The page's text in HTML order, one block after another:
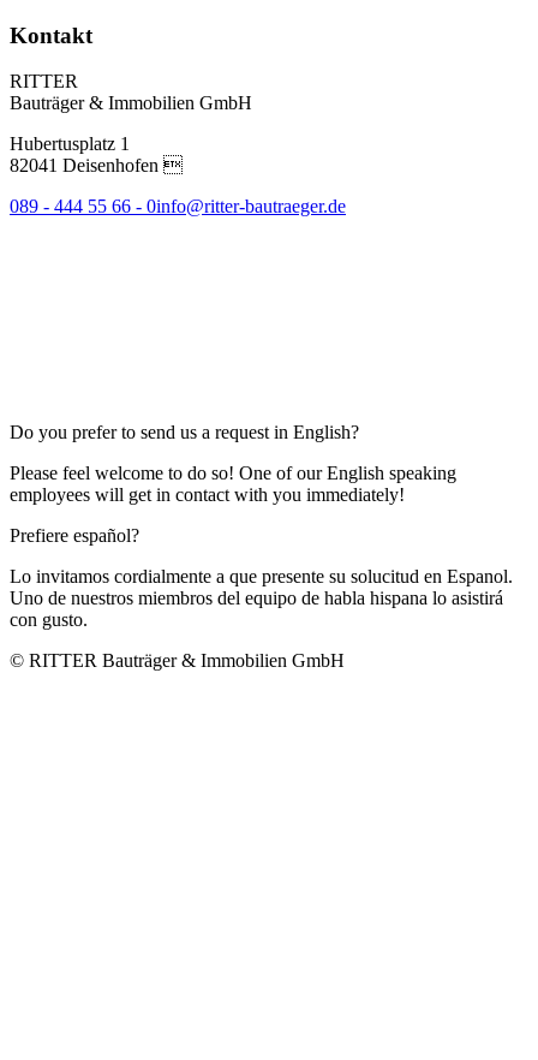
Kontakt
RITTER
Bauträger & Immobilien GmbH
Hubertusplatz 1
82041 Deisenhofen 
089 - 444 55 66 - 0info@ritter-bautraeger.de
Do you prefer to send us a request in English?
Please feel welcome to do so! One of our English speaking
employees will get in contact with you immediately!
Prefiere español?
Lo invitamos cordialmente a que presente su solucitud en Espanol.
Uno de nuestros miembros del equipo de habla hispana lo asistirá
con gusto.
© RITTER Bauträger & Immobilien GmbH